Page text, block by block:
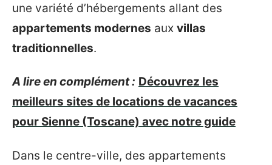
une variété d’hébergements allant des
appartements modernes aux villas
traditionnelles.
A lire en complément : Découvrez les
meilleurs sites de locations de vacances
pour Sienne (Toscane) avec notre guide
Dans le centre-ville, des appartements